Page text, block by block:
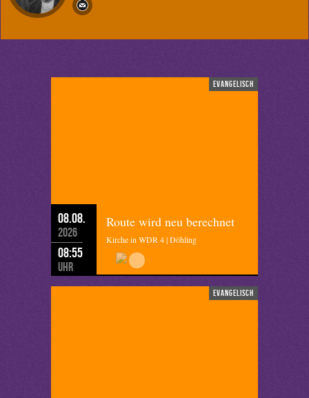
evangelisch
08.08.
2026
08:55
Uhr
Route wird neu berechnet
Kirche in WDR 4 | Döhling
evangelisch